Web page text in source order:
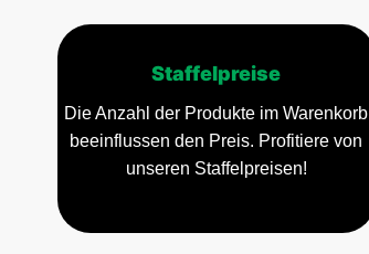
Staffelpreise
Die Anzahl der Produkte im Warenkorb
beeinflussen den Preis. Profitiere von
unseren Staffelpreisen!